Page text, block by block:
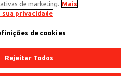
e aplicam-se a
de marketing. Mais
privacidade
de cookies
Rejeitar Todos